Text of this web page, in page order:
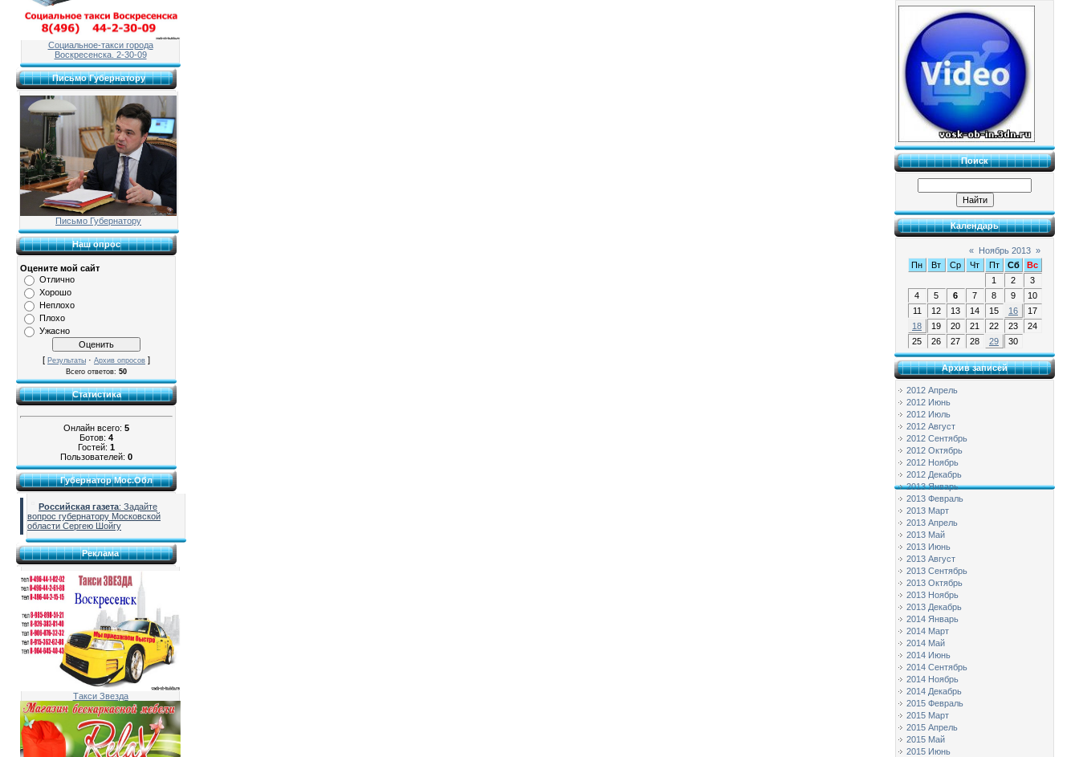
Социальное-такси города
Воскресенска. 2-30-09
Письмо Губернатору
Письмо Губернатору
Наш опрос
Оцените мой сайт
Отлично
Хорошо
Неплохо
Плохо
Ужасно
[ Результаты · Архив опросов ]
Всего ответов: 50
Статистика
Онлайн всего: 5
Ботов: 4
Гостей: 1
Пользователей: 0
Губернатор Мос.Обл
Российская газета: Задайте
вопрос губернатору Московской
области Сергею Шойгу
Реклама
Такси Звезда
Поиск
Календарь
« Ноябрь 2013 »
Пн
Вт Ср Чт Пт Сб
Вс
1
2
3
4
5 6 7 8 9
10
11
12 13 14 15 16
17
18
19 20 21 22 23
24
25
26 27 28 29 30
Архив записей
2012 Апрель
2012 Июнь
2012 Июль
2012 Август
2012 Сентябрь
2012 Октябрь
2012 Ноябрь
2012 Декабрь
2013 Январь
2013 Февраль
2013 Март
2013 Апрель
2013 Май
2013 Июнь
2013 Август
2013 Сентябрь
2013 Октябрь
2013 Ноябрь
2013 Декабрь
2014 Январь
2014 Март
2014 Май
2014 Июнь
2014 Сентябрь
2014 Ноябрь
2014 Декабрь
2015 Февраль
2015 Март
2015 Апрель
2015 Май
2015 Июнь